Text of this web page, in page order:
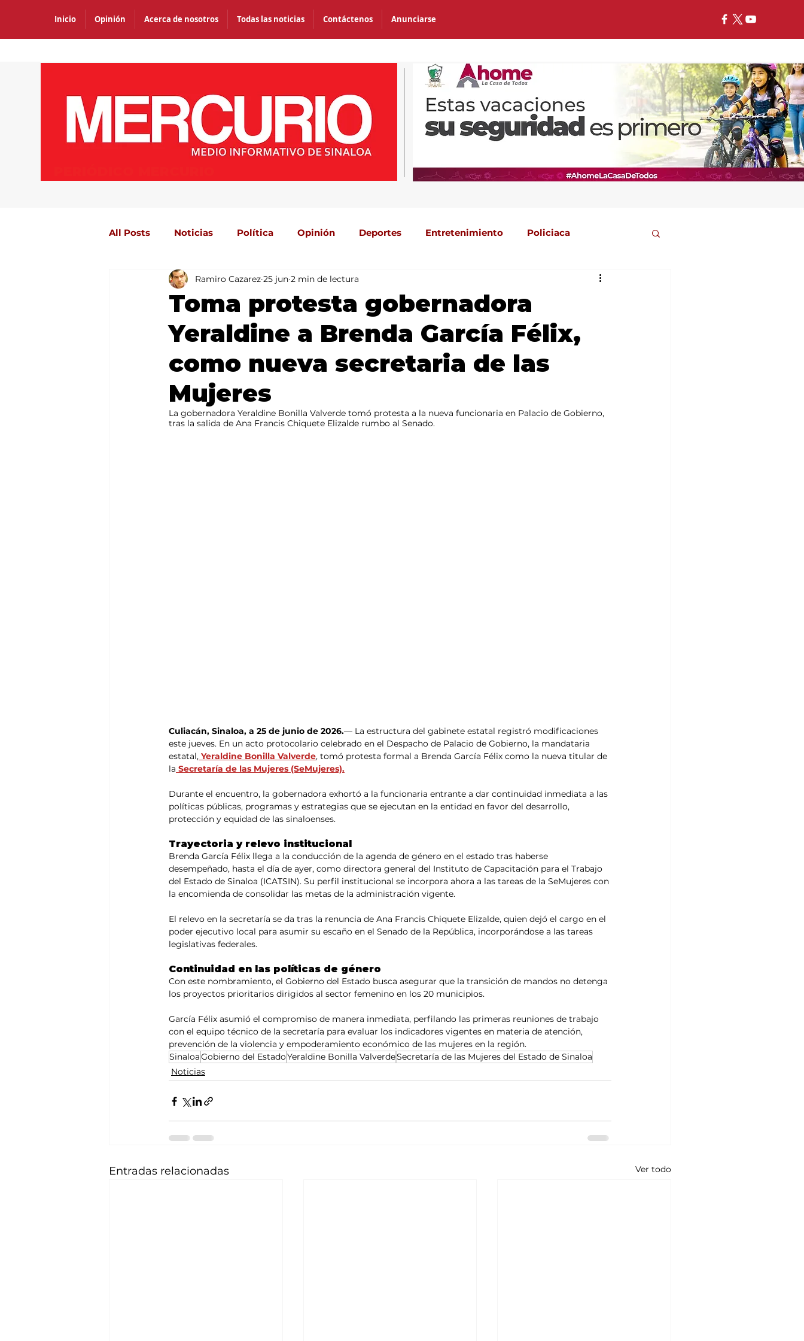
Inicio Opinión Acerca de nosotros Todas las noticias Contáctenos Anunciarse
All Posts Noticias Política Opinión Deportes Entretenimiento Policiaca
Agricultura México Mundo Portada 2
Toma protesta gobernadora
Yeraldine a Brenda García Félix,
como nueva secretaria de las
Mujeres
Ramiro Cazarez 25 jun 2 min de lectura
La gobernadora Yeraldine Bonilla Valverde tomó protesta a la nueva funcionaria en Palacio de Gobierno,
tras la salida de Ana Francis Chiquete Elizalde rumbo al Senado.
Culiacán, Sinaloa, a 25 de junio de 2026.— La estructura del gabinete estatal registró modificaciones
este jueves. En un acto protocolario celebrado en el Despacho de Palacio de Gobierno, la mandataria
estatal, Yeraldine Bonilla Valverde, tomó protesta formal a Brenda García Félix como la nueva titular de
la Secretaría de las Mujeres (SeMujeres).
Durante el encuentro, la gobernadora exhortó a la funcionaria entrante a dar continuidad inmediata a las
políticas públicas, programas y estrategias que se ejecutan en la entidad en favor del desarrollo,
protección y equidad de las sinaloenses.
Trayectoria y relevo institucional
Brenda García Félix llega a la conducción de la agenda de género en el estado tras haberse
desempeñado, hasta el día de ayer, como directora general del Instituto de Capacitación para el Trabajo
del Estado de Sinaloa (ICATSIN). Su perfil institucional se incorpora ahora a las tareas de la SeMujeres con
la encomienda de consolidar las metas de la administración vigente.
El relevo en la secretaría se da tras la renuncia de Ana Francis Chiquete Elizalde, quien dejó el cargo en el
poder ejecutivo local para asumir su escaño en el Senado de la República, incorporándose a las tareas
legislativas federales.
Continuidad en las políticas de género
Con este nombramiento, el Gobierno del Estado busca asegurar que la transición de mandos no detenga
los proyectos prioritarios dirigidos al sector femenino en los 20 municipios.
García Félix asumió el compromiso de manera inmediata, perfilando las primeras reuniones de trabajo
con el equipo técnico de la secretaría para evaluar los indicadores vigentes en materia de atención,
prevención de la violencia y empoderamiento económico de las mujeres en la región.
SinaloaGobierno del EstadoYeraldine Bonilla ValverdeSecretaría de las Mujeres del Estado de Sinaloa
Noticias
Entradas relacionadas Ver todo